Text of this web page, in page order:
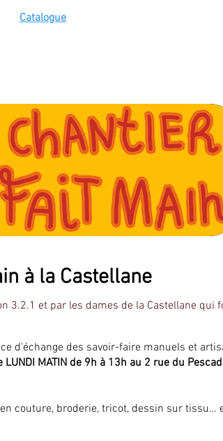
Catalogue
à la Castellane
3.2.1 et par les dames de la Castellane qui
d'échange des savoir-faire manuels et
LUNDI MATIN de 9h à 13h au 2 rue du
couture, broderie, tricot, dessin sur tissu…